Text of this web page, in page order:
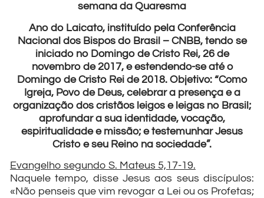
semana da Quaresma
Ano do Laicato, instituído pela Conferência
Nacional dos Bispos do Brasil – CNBB, tendo se
iniciado no Domingo de Cristo Rei, 26 de
novembro de 2017, e estendendo-se até o
Domingo de Cristo Rei de 2018. Objetivo: “Como
Igreja, Povo de Deus, celebrar a presença e a
organização dos cristãos leigos e leigas no Brasil;
aprofundar a sua identidade, vocação,
espiritualidade e missão; e testemunhar Jesus
Cristo e seu Reino na sociedade”.
Evangelho segundo S. Mateus 5,17-19.
Naquele tempo, disse Jesus aos seus discípulos:
«Não penseis que vim revogar a Lei ou os Profetas;